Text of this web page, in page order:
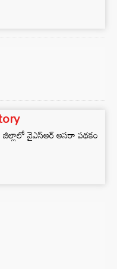
జిల్లాలో వైఎస్ఆర్ ఆస‌రా ప‌థ‌కం